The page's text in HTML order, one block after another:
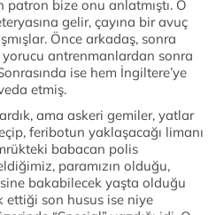
bize onu anlatmıştı. O
gelir, çayına bir avuç
Önce arkadaş, sonra
antrenmanlardan sonra
ise hem İngiltere’ye
etmiş.
ama askeri gemiler, yatlar
feribotun yaklaşacağı limanı
babacan polis
paramızın olduğu,
bakabilecek yaşta olduğu
ettiği son husus ise niye